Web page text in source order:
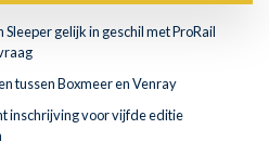
gelijk in geschil met ProRail
tussen Boxmeer en Venray
inschrijving voor vijfde editie